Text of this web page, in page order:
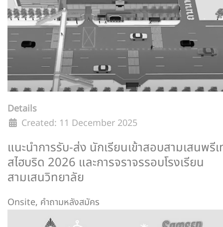
Details
Created: 11 December 2025
แนะนำการรับ-ส่ง นักเรียนเข้าสอบสามเสนพรี
สไฮบริด 2026 และการจราจรรอบโรงเรียน
สามเสนวิทยาลัย
Onsite, คำถามหลังสมัคร